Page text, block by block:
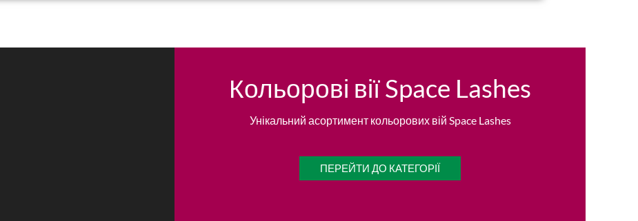
Кольорові вії Space Lashes
Унікальний асортимент кольорових вій Space Lashes
ПЕРЕЙТИ ДО КАТЕГОРІЇ